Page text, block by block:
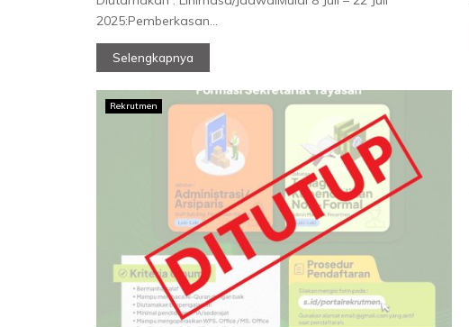
2025:Pemberkasan...
Selengkapnya
Rekrutmen